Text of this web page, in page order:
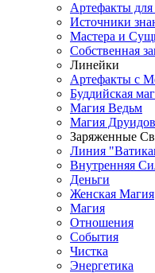
Артефакты для
Источники
Мастера и
Собственная
Линейки
Артефакты с
Буддийская
Магия Ведьм
Магия Друидов
Заряженные
Линия
Внутренняя
Деньги
Женская Магия
Магия
Отношения
События
Чистка
Энергетика